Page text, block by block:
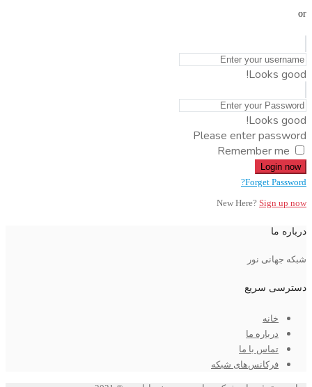
or
Looks good!
Looks good!
Please enter password
Remember me
Login now
Forget Password?
New Here? Sign up now
درباره ما
شبکه جهانی نور
دسترسی سریع
خانه
درباره ما
تماس با ما
فرکانس‌های شبکه